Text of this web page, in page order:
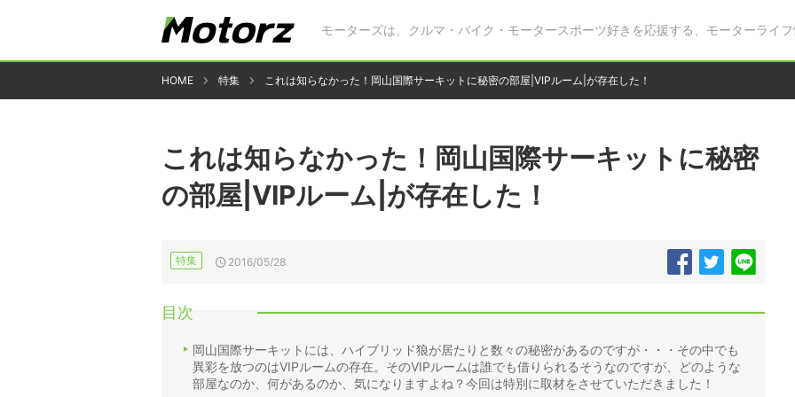
モーターズは、クルマ・バイク・モータースポーツ好きを応援する、モーターライフ
HOME 特集 これは知らなかった！岡山国際サーキットに秘密の部屋|VIPルーム|が存在した！
これは知らなかった！岡山国際サーキットに秘密
の部屋|VIPルーム|が存在した！
特集 2016/05/28
目次
岡山国際サーキットには、ハイブリッド狼が居たりと数々の秘密があるのですが・・・その中でも
異彩を放つのはVIPルームの存在。そのVIPルームは誰でも借りられるそうなのですが、どのような
部屋なのか、何があるのか、気になりますよね？今回は特別に取材をさせていただきました！